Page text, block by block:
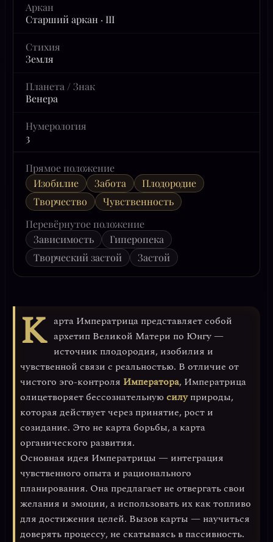
Аркан
Старший аркан · III
Стихия
Земля
Планета / Знак
Венера
Нумерология
3
Прямое положение
Изобилие
Забота
Плодородие
Творчество
Чувственность
Перевёрнутое положение
Зависимость
Гиперопека
Творческий застой
Застой
К арта Императрица представляет собой
архетип Великой Матери по Юнгу —
источник плодородия, изобилия и
чувственной связи с реальностью. В отличие от
чистого эго-контроля Императора, Императрица
олицетворяетбессознательную силуприроды,
которая действует через принятие, рост и
созидание. Это не карта борьбы, а карта
органического развития.
Основная идея Императрицы — интеграция
чувственного опыта и рационального
планирования. Она предлагает не отвергать свои
желания и эмоции, а использовать их как топливо
для достижения целей. Вызов карты — научиться
доверять процессу, не скатываясь в пассивность.